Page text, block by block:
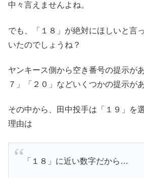
中々言えませんよね。
でも、「１８」が絶対にほしいと言
いたのでしょうね？
ヤンキース側から空き番号の提示が
７」「２０」などいくつかの提示が
その中から、田中投手は「１９」を
理由は
「１８」に近い数字だから…